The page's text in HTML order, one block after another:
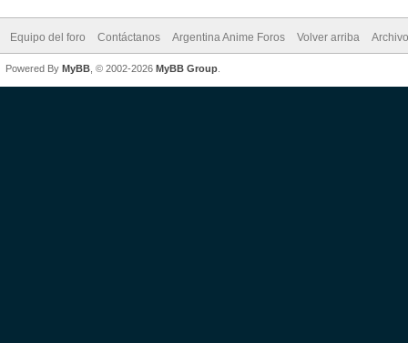
Equipo del foro Contáctanos Argentina Anime Foros Volver arriba
Powered By MyBB , © 2002-2026 MyBB Group